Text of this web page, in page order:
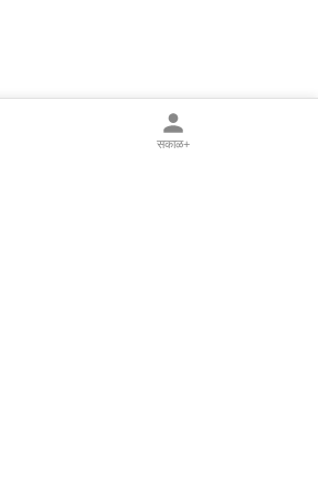
सकाळ+